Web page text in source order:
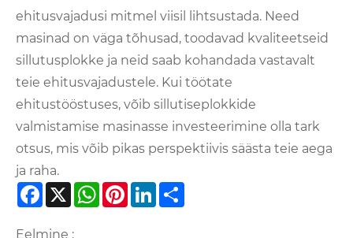
ehitusvajadusi mitmel viisil lihtsustada. Need
masinad on väga tõhusad, toodavad kvaliteetseid
sillutusplokke ja neid saab kohandada vastavalt
teie ehitusvajadustele. Kui töötate
ehitustööstuses, võib sillutiseplokkide
valmistamise masinasse investeerimine olla tark
otsus, mis võib pikas perspektiivis säästa teie aega
ja raha.
Facebook
X WhatsApp
PinterestLinkedIn
Eelmine :